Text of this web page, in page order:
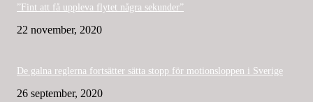
”Fint att få uppleva flytet några sekunder”
22 november, 2020
De galna reglerna fortsätter sätta stopp för motionsloppen i Sverige
26 september, 2020